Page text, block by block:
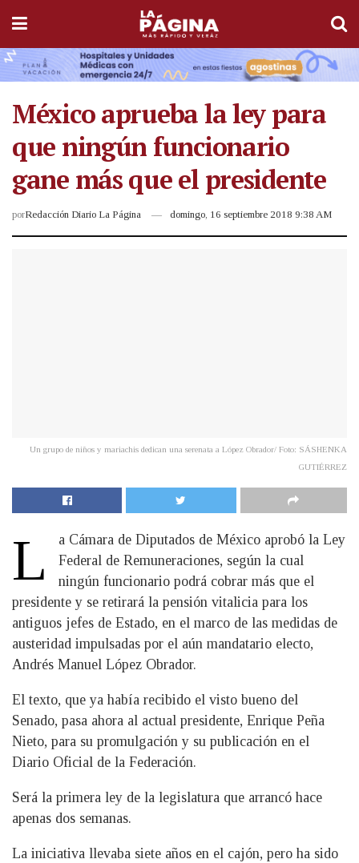
México aprueba la ley para
que ningún funcionario
gane más que el presidente
porRedacción Diario La Página domingo, 16 septiembre 2018 9:38 AM
Un grupo de niños y mariachis dedican una serenata a López Obrador/ Foto: SÁSHENKA
GUTIÉRREZ
L
a Cámara de Diputados de México aprobó la Ley
Federal de Remuneraciones, según la cual
ningún funcionario podrá cobrar más que el
presidente y se retirará la pensión vitalicia para los
antiguos jefes de Estado, en el marco de las medidas de
austeridad impulsadas por el aún mandatario electo,
Andrés Manuel López Obrador.
El texto, que ya había recibido el visto bueno del
Senado, pasa ahora al actual presidente, Enrique Peña
Nieto, para su promulgación y su publicación en el
Diario Oficial de la Federación.
Será la primera ley de la legislatura que arrancó hace
apenas dos semanas.
La iniciativa llevaba siete años en el cajón, pero ha sido